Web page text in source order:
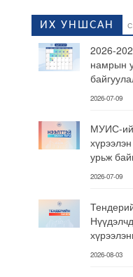
ИХ УНШСАН
2026-
намрын
2026-07-09
МУИС-
урьж
2026-07-09
2026-08-03